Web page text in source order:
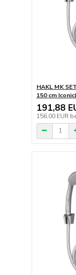
HAKL MK
150 cm
191,88
156,00 EUR